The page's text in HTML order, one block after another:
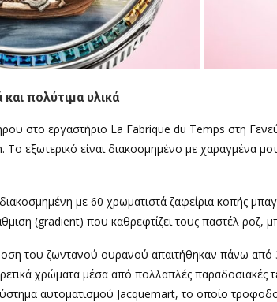
και πολύτιμα υλικά
στο εργαστήριο La Fabrique du Temps στη
εξωτερικό είναι διακοσμημένο με χαραγμένα
διακοσμημένη με 60 χρωματιστά ζαφείρια κοπής
(gradient) που καθρεφτίζει τους παστέλ ροζ,
του ζωντανού ουρανού απαιτήθηκαν πάνω από
χρώματα μέσα από πολλαπλές παραδοσιακές
αυτοματισμού Jacquemart, το οποίο